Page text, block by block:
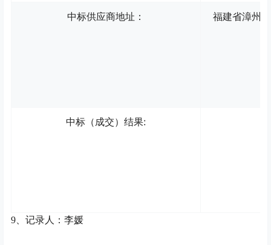
中标供应商地址： 福建省漳州
中标（成交） 结果:
9、记录人：李媛